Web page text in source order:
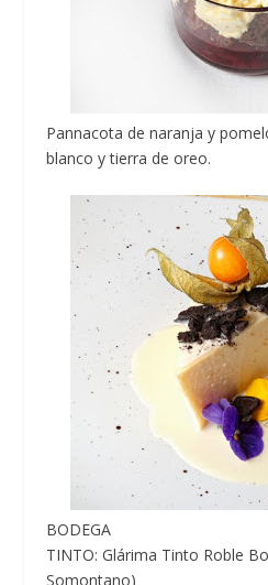
Pannacota de naranja y
blanco y tierra de oreo.
BODEGA
TINTO: Glárima Tinto Roble
Somontano)